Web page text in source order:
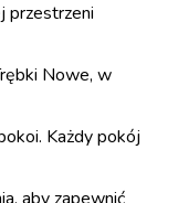
przestrzeni
Nowe, w
Każdy pokój